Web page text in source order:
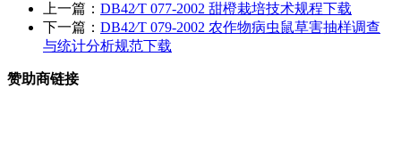
上一篇： DB42∕T 077-2002 甜橙栽培技术规程下载
下一篇： DB42∕T 079-2002 农作物病虫鼠草害抽样调查
与统计分析规范下载
赞助商链接